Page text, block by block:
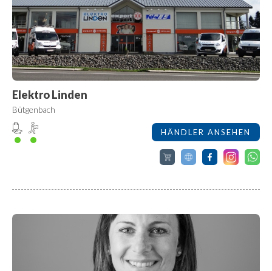
Elektro Linden
Bütgenbach
HÄNDLER ANSEHEN